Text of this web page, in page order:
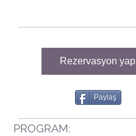
Rezervasyon yap
Paylaş
PROGRAM: